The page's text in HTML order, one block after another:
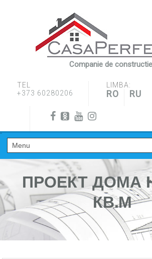
Companie de constructie
TEL
+373 60280206
LIMBA:
RO RU
ПРОЕКТ ДОМА
КВ.М